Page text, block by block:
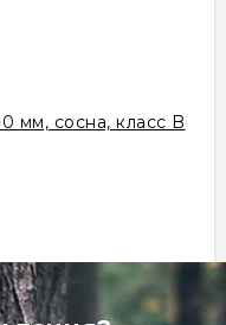
мм, сосна, класс B